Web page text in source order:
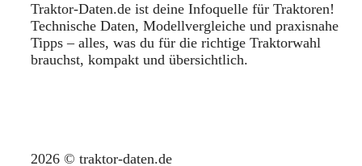
Traktor-Daten.de ist deine Infoquelle für Traktoren!
Technische Daten, Modellvergleiche und praxisnahe
Tipps – alles, was du für die richtige Traktorwahl
brauchst, kompakt und übersichtlich.
2026 © traktor-daten.de